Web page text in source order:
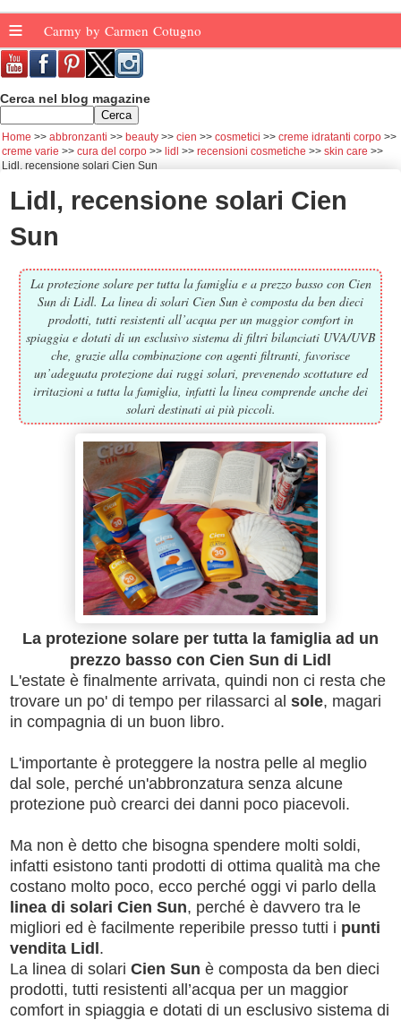
≡ Carmy by Carmen Cotugno
Cerca nel blog magazine
Home abbronzanti beauty cien cosmetici
creme idratanti corpo
creme varie
cura del corpo lidl recensioni cosmetiche
skin care
Lidl, recensione solari Cien Sun
Lidl, recensione solari Cien
Sun
La protezione solare per tutta la famiglia e a prezzo basso con Cien
Sun di Lidl. La linea di solari Cien Sun è composta da ben dieci
prodotti, tutti resistenti all’acqua per un maggior comfort in
spiaggia e dotati di un esclusivo sistema di filtri bilanciati UVA/UVB
che, grazie alla combinazione con agenti filtranti, favorisce
un’adeguata protezione dai raggi solari, prevenendo scottature ed
irritazioni a tutta la famiglia, infatti la linea comprende anche dei
solari destinati ai più piccoli.
La protezione solare per tutta la famiglia ad un
prezzo basso con Cien Sun di Lidl
L'estate è finalmente arrivata, quindi non ci resta che
trovare un po' di tempo per rilassarci al sole, magari
in compagnia di un buon libro.
L'importante è proteggere la nostra pelle al meglio
dal sole, perché un'abbronzatura senza alcune
protezione può crearci dei danni poco piacevoli.
Ma non è detto che bisogna spendere molti soldi,
infatti esistono tanti prodotti di ottima qualità ma che
costano molto poco, ecco perché oggi vi parlo della
linea di solari Cien Sun, perché è davvero tra le
migliori ed è facilmente reperibile presso tutti i punti
vendita Lidl.
La linea di solari Cien Sun è composta da ben dieci
prodotti, tutti resistenti all’acqua per un maggior
comfort in spiaggia e dotati di un esclusivo sistema di